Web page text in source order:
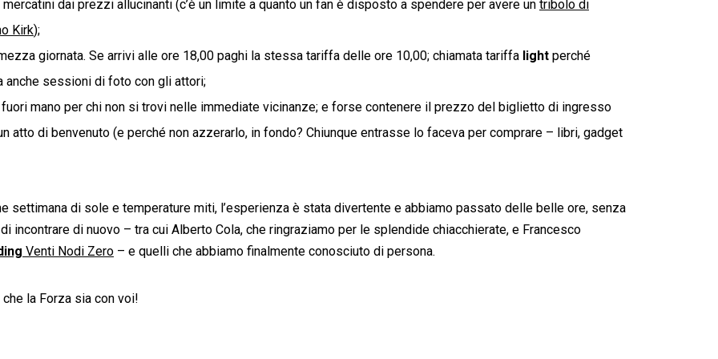
dai prezzi allucinanti (c’è un limite a quanto un fan è disposto a spendere per avere un tribolo di
Kirk);
giornata. Se arrivi alle ore 18,00 paghi la stessa tariffa delle ore 10,00; chiamata tariffa light perché
anche sessioni di foto con gli attori;
mano per chi non si trovi nelle immediate vicinanze; e forse contenere il prezzo del biglietto di ingresso
atto di benvenuto (e perché non azzerarlo, in fondo? Chiunque entrasse lo faceva per comprare – libri, gadget
settimana di sole e temperature miti, l’esperienza è stata divertente e abbiamo passato delle belle ore, senza
incontrare di nuovo – tra cui Alberto Cola, che ringraziamo per le splendide chiacchierate, e Francesco
Venti Nodi Zero – e quelli che abbiamo finalmente conosciuto di persona.
la Forza sia con voi!